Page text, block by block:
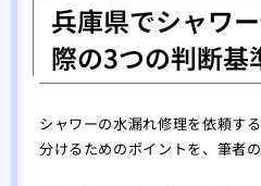
兵庫県でシャワ
際の3つの判断基
シャワーの水漏れ修理を依頼す
分けるためのポイントを、筆者